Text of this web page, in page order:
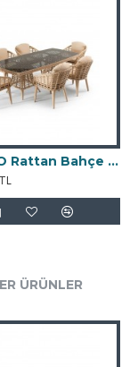
MONACO Rattan Bahçe Yemek Takımı
ÜRÜNLER